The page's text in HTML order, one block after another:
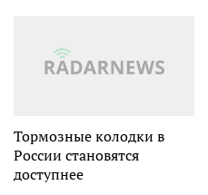
Тормозные колодки в
России становятся
доступнее